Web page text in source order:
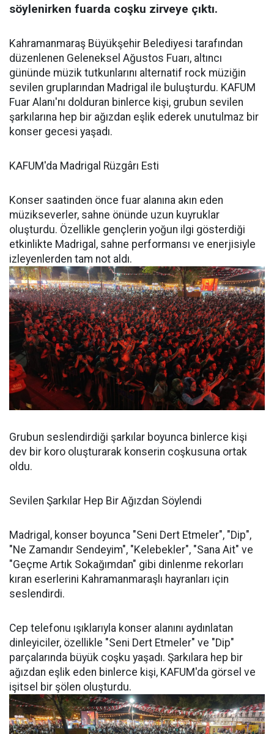
söylenirken fuarda coşku zirveye çıktı.
Kahramanmaraş Büyükşehir Belediyesi tarafından
düzenlenen Geleneksel Ağustos Fuarı, altıncı
gününde müzik tutkunlarını alternatif rock müziğin
sevilen gruplarından Madrigal ile buluşturdu. KAFUM
Fuar Alanı'nı dolduran binlerce kişi, grubun sevilen
şarkılarına hep bir ağızdan eşlik ederek unutulmaz bir
konser gecesi yaşadı.
KAFUM'da Madrigal Rüzgârı Esti
Konser saatinden önce fuar alanına akın eden
müzikseverler, sahne önünde uzun kuyruklar
oluşturdu. Özellikle gençlerin yoğun ilgi gösterdiği
etkinlikte Madrigal, sahne performansı ve enerjisiyle
izleyenlerden tam not aldı.
Grubun seslendirdiği şarkılar boyunca binlerce kişi
dev bir koro oluşturarak konserin coşkusuna ortak
oldu.
Sevilen Şarkılar Hep Bir Ağızdan Söylendi
Madrigal, konser boyunca "Seni Dert Etmeler", "Dip",
"Ne Zamandır Sendeyim", "Kelebekler", "Sana Ait" ve
"Geçme Artık Sokağımdan" gibi dinlenme rekorları
kıran eserlerini Kahramanmaraşlı hayranları için
seslendirdi.
Cep telefonu ışıklarıyla konser alanını aydınlatan
dinleyiciler, özellikle "Seni Dert Etmeler" ve "Dip"
parçalarında büyük coşku yaşadı. Şarkılara hep bir
ağızdan eşlik eden binlerce kişi, KAFUM'da görsel ve
işitsel bir şölen oluşturdu.